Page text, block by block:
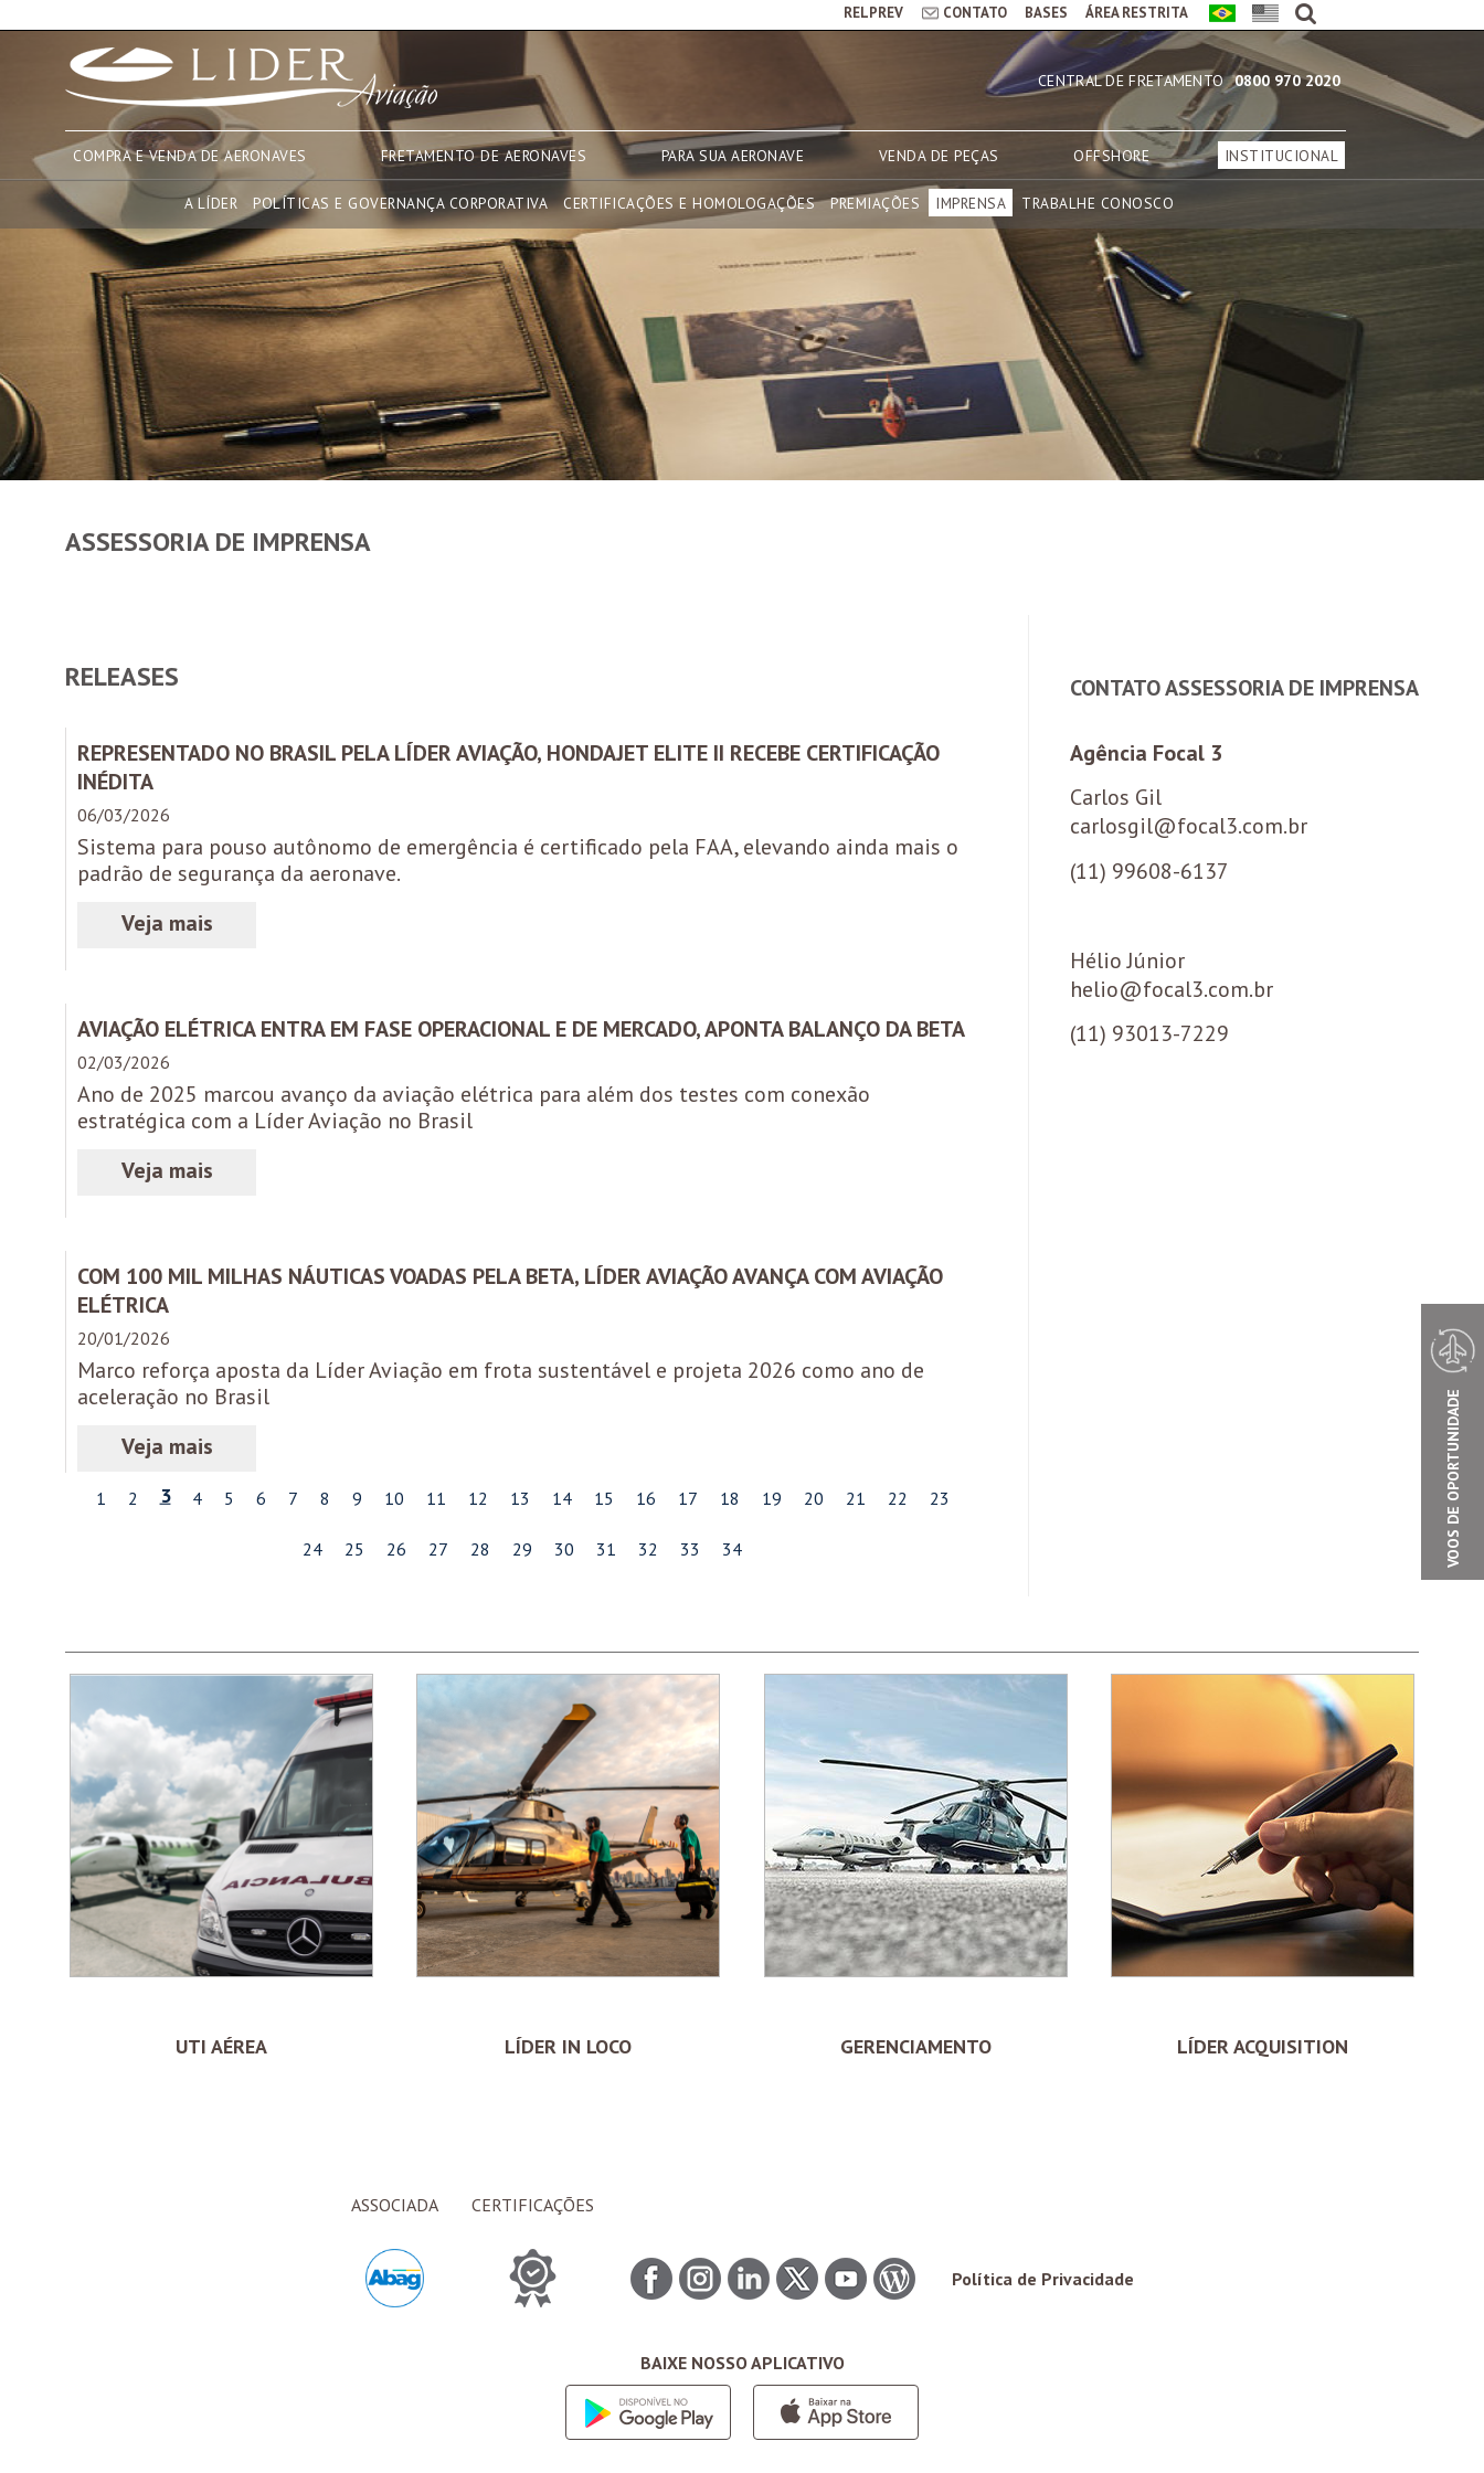
RELPREV CONTATO BASES ÁREA RESTRITA
0800 970 2020
CENTRAL DE FRETAMENTO
COMPRA E VENDA DE AERONAVES FRETAMENTO DE AERONAVES PARA SUA AERONAVE VENDA DE PEÇAS OFFSHORE INSTITUCIONAL
A LÍDER POLÍTICAS E GOVERNANÇA CORPORATIVA CERTIFICAÇÕES E HOMOLOGAÇÕES PREMIAÇÕES IMPRENSA TRABALHE CONOSCO
ASSESSORIA DE IMPRENSA
RELEASES
REPRESENTADO NO BRASIL PELA LÍDER AVIAÇÃO, HONDAJET ELITE II RECEBE CERTIFICAÇÃO
INÉDITA
06/03/2026
Sistema para pouso autônomo de emergência é certificado pela FAA, elevando ainda mais o
padrão de segurança da aeronave.
AVIAÇÃO ELÉTRICA ENTRA EM FASE OPERACIONAL E DE MERCADO, APONTA BALANÇO DA BETA
02/03/2026
Ano de 2025 marcou avanço da aviação elétrica para além dos testes com conexão
estratégica com a Líder Aviação no Brasil
COM 100 MIL MILHAS NÁUTICAS VOADAS PELA BETA, LÍDER AVIAÇÃO AVANÇA COM AVIAÇÃO
ELÉTRICA
20/01/2026
Marco reforça aposta da Líder Aviação em frota sustentável e projeta 2026 como ano de
aceleração no Brasil
1 2 3 4 5 6 7 8 9 10 11 12 13 14 15 16 17 18 19 20 21 22 23
24 25 26 27 28 29 30 31 32 33 34
CONTATO ASSESSORIA DE IMPRENSA
Agência Focal 3
Carlos Gil
carlosgil@focal3.com.br
(11) 99608-6137
Hélio Júnior
helio@focal3.com.br
(11) 93013-7229
UTI AÉREA LÍDER IN LOCO GERENCIAMENTO LÍDER ACQUISITION
VOOS DE OPORTUNIDADE
ASSOCIADA CERTIFICAÇÕES
Política de Privacidade
BAIXE NOSSO APLICATIVO